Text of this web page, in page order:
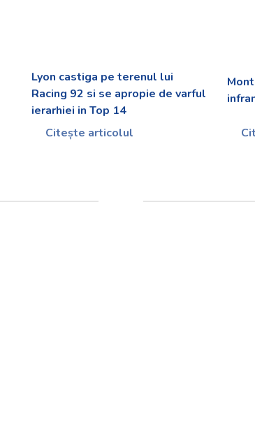
Lyon castiga pe terenul lui
Racing 92 si se apropie de varful
ierarhiei in Top 14
Citește articolul